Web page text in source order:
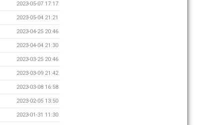
2023-05-07 17:17
2023-05-04 21:21
2023-04-25 20:46
2023-04-04 21:30
2023-03-25 20:46
2023-03-09 21:42
2023-03-08 16:58
2023-02-05 13:50
2023-01-31 11:30